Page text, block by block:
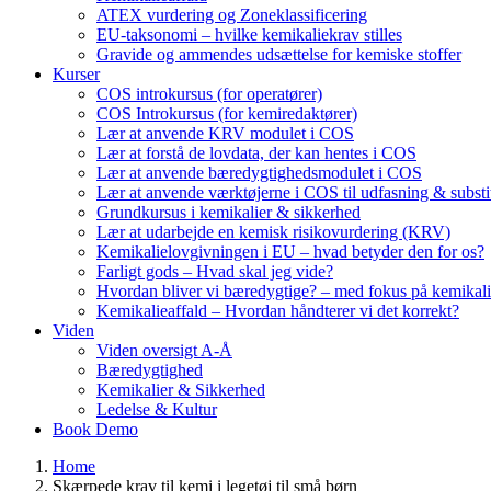
ATEX vurdering og Zoneklassificering
EU-taksonomi – hvilke kemikaliekrav stilles
Gravide og ammendes udsættelse for kemiske stoffer
Kurser
COS introkursus (for operatører)
COS Introkursus (for kemiredaktører)
Lær at anvende KRV modulet i COS
Lær at forstå de lovdata, der kan hentes i COS
Lær at anvende bæredygtighedsmodulet i COS
Lær at anvende værktøjerne i COS til udfasning &
Grundkursus i kemikalier & sikkerhed
Lær at udarbejde en kemisk risikovurdering (KRV)
Kemikalielovgivningen i EU – hvad betyder den for os?
Farligt gods – Hvad skal jeg vide?
Hvordan bliver vi bæredygtige? – med fokus på
Kemikalieaffald – Hvordan håndterer vi det korrekt?
Viden
Viden oversigt A-Å
Bæredygtighed
Kemikalier & Sikkerhed
Ledelse & Kultur
Book Demo
Home
Skærpede krav til kemi i legetøj til små børn